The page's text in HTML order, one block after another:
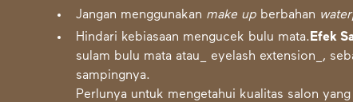
Jangan menggunakan make up berbahan
Hindari kebiasaan mengucek bulu mata. Efek
sulam bulu mata atau_ eyelash extension_,
sampingnya.
Perlunya untuk mengetahui kualitas salon